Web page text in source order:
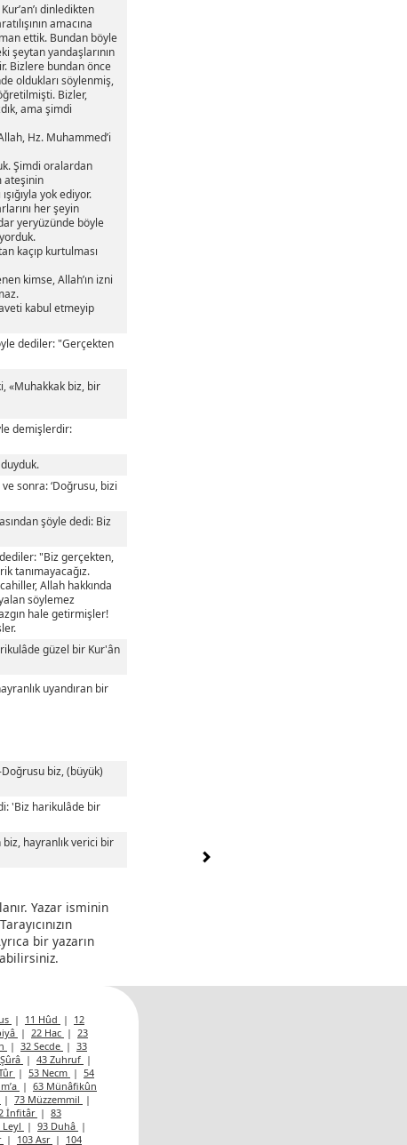
dinledikten
amacına
ettik. Bundan böyle
şeytan yandaşlarının
Bizlere bundan önce
oldukları söylenmiş,
Bizler,
ama şimdi
Hz. Muhammed’i
Şimdi oralardan
ateşinin
yok ediyor.
her şeyin
yeryüzünde böyle
kaçıp kurtulması
kimse, Allah’ın izni
kabul etmeyip
dediler: "Gerçekten
«Muhakkak biz, bir
demişlerdir:
sonra: ‘Doğrusu, bizi
şöyle dedi: Biz
"Biz gerçekten,
tanımayacağız.
Allah hakkında
söylemez
hale getirmişler!
güzel bir Kur'ân
uyandıran bir
biz, (büyük)
'Biz harikulâde bir
hayranlık verici bir
Yazar isminin
bir yazarın
| 11 Hûd | 12
| 22 Hac | 23
| 32 Secde | 33
| 43 Zuhruf |
| 53 Necm | 54
| 63 Münâfikûn
| 73 Müzzemmil |
İnfitâr | 83
Leyl | 93 Duhâ |
| 103 Asr | 104